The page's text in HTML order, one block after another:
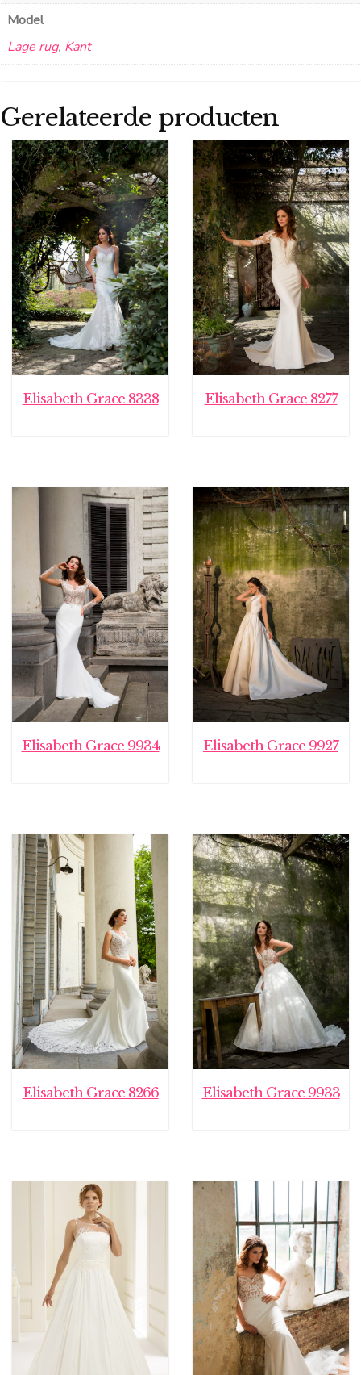
Model
Lage rug, Kant
Gerelateerde producten
Elisabeth Grace 8338 Elisabeth Grace 8277
Elisabeth Grace 9934 Elisabeth Grace 9927
Elisabeth Grace 8266 Elisabeth Grace 9933